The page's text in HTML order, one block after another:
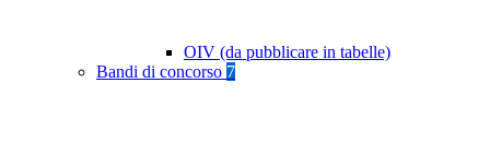
OIV (da pubblicare in tabelle)
Bandi di concorso 7